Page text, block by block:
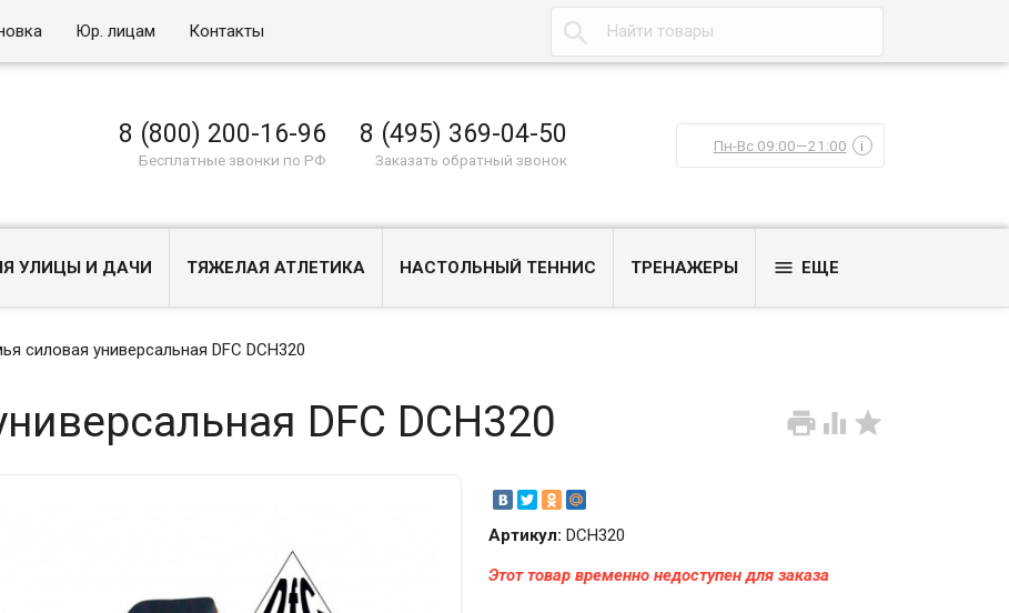
Юр. лицам Контакты 
8 (800) 200-16-96
Бесплатные звонки по РФ
8 (495) 369-04-50
Заказать обратный звонок
Пн-Вс 09:00—21:00 i
УЛИЦЫ И ДАЧИ ТЯЖЕЛАЯ АТЛЕТИКА НАСТОЛЬНЫЙ ТЕННИС ТРЕНАЖЕРЫ  ЕЩЕ
силовая универсальная DFC DCH320
  
DFC DCH320
Артикул: DCH320
Этот товар временно недоступен для заказа